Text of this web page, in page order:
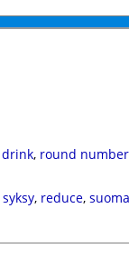
drink, round number
syksy, reduce,